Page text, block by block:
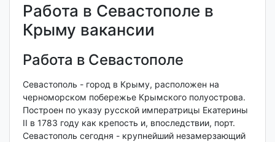
Работа в Севастополе в
Крыму вакансии
Работа в Севастополе
Севастополь - город в Крыму, расположен на
черноморском побережье Крымского полуострова.
Построен по указу русской императрицы Екатерины
II в 1783 году как крепость и, впоследствии, порт.
Севастополь сегодня - крупнейший незамерзающий